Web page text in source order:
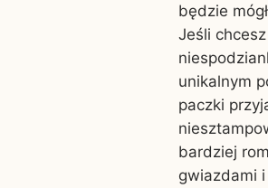
będzie
Jeśli
unikalnym
paczki
bardziej
gwiazdami